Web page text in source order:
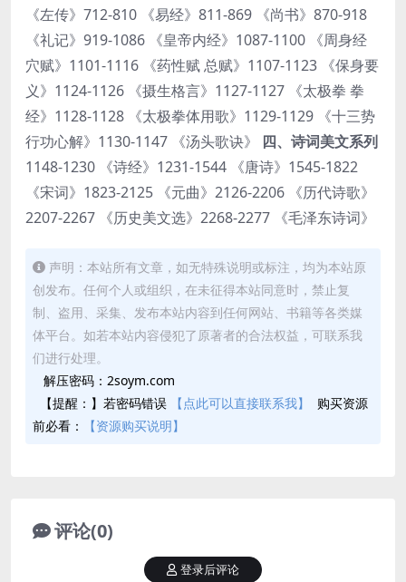
《左传》712-810 《易经》811-869 《尚书》870-918
《礼记》919-1086 《皇帝内经》1087-1100 《周身经
穴赋》1101-1116 《药性赋 总赋》1107-1123 《保身要
义》1124-1126 《摄生格言》1127-1127 《太极拳 拳
经》1128-1128 《太极拳体用歌》1129-1129 《十三势
行功心解》1130-1147 《汤头歌诀》 四、诗词美文系列
1148-1230 《诗经》1231-1544 《唐诗》1545-1822
《宋词》1823-2125 《元曲》2126-2206 《历代诗歌》
2207-2267 《历史美文选》2268-2277 《毛泽东诗词》
声明：本站所有文章，如无特殊说明或标注，均为本站原
创发布。任何个人或组织，在未征得本站同意时，禁止复
制、盗用、采集、发布本站内容到任何网站、书籍等各类媒
体平台。如若本站内容侵犯了原著者的合法权益，可联系我
们进行处理。
解压密码：2soym.com
【提醒：】若密码错误
【点此可以直接联系我】
购买资源
前必看：
【资源购买说明】
评论(0)
登录后评论